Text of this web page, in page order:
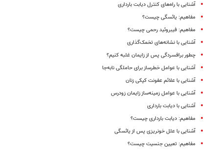
آشنایی با راه‌های کنترل دیابت بارداری
مفاهیم: یائسگی چیست؟
مفاهیم: فیبروئید رحمی چیست؟
آشنایی با نشانه‌‌های تخمک‌گذاری
چطور برافسردگی پس از زایمان غلبه کنیم؟
آشنایی با عوامل خطرساز برای حاملگی نابه‌جا
آشنایی با علائم عفونت کپکی زنان
آشنایی با عوامل زمینه‌‌ساز زایمان زودرس
آشنایی با دیابت بارداری
مفاهیم: دیابت بارداری چیست؟
آشنایی با علل خونریزی پس از یائسگی
مفاهیم: تعیین جنسیت چیست؟